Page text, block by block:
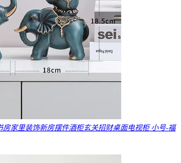
家里装饰新房摆件酒柜玄关招财桌面电视柜 小号-福